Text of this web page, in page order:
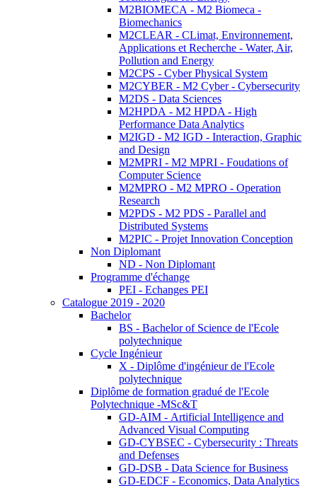
M2BIOMECA - M2 Biomeca -
Biomechanics
M2CLEAR - CLimat, Environnement,
Applications et Recherche - Water, Air,
Pollution and Energy
M2CPS - Cyber Physical System
M2CYBER - M2 Cyber - Cybersecurity
M2DS - Data Sciences
M2HPDA - M2 HPDA - High
Performance Data Analytics
M2IGD - M2 IGD - Interaction, Graphic
and Design
M2MPRI - M2 MPRI - Foudations of
Computer Science
M2MPRO - M2 MPRO - Operation
Research
M2PDS - M2 PDS - Parallel and
Distributed Systems
M2PIC - Projet Innovation Conception
Non Diplomant
ND - Non Diplomant
Programme d'échange
PEI - Echanges PEI
Catalogue 2019 - 2020
Bachelor
BS - Bachelor of Science de l'Ecole
polytechnique
Cycle Ingénieur
X - Diplôme d'ingénieur de l'Ecole
polytechnique
Diplôme de formation gradué de l'Ecole
Polytechnique -MSc&T
GD-AIM - Artificial Intelligence and
Advanced Visual Computing
GD-CYBSEC - Cybersecurity : Threats
and Defenses
GD-DSB - Data Science for Business
GD-EDCF - Economics, Data Analytics